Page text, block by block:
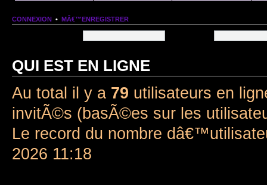
CONNEXION • MÂ€™ENREGISTRER
QUI EST EN LIGNE
Au total il y a 79 utilisateurs en
invitÃ©s (basÃ©es sur les
Le record du nombre
2026 11:18